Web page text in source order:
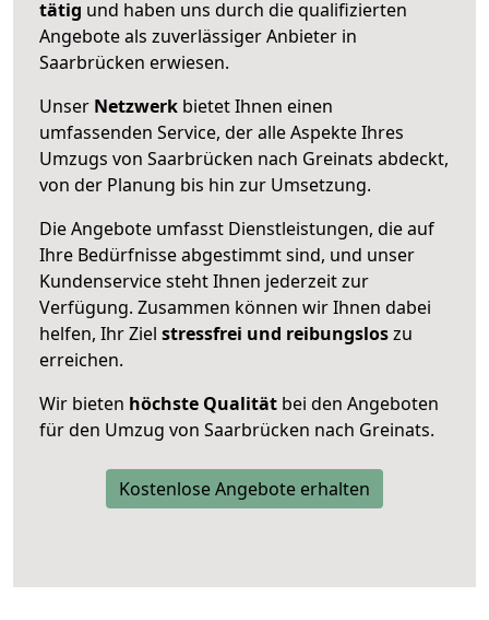
tätig und haben uns durch die qualifizierten
Angebote als zuverlässiger Anbieter in
Saarbrücken erwiesen.
Unser Netzwerk bietet Ihnen einen
umfassenden Service, der alle Aspekte Ihres
Umzugs von Saarbrücken nach Greinats abdeckt,
von der Planung bis hin zur Umsetzung.
Die Angebote umfasst Dienstleistungen, die auf
Ihre Bedürfnisse abgestimmt sind, und unser
Kundenservice steht Ihnen jederzeit zur
Verfügung. Zusammen können wir Ihnen dabei
helfen, Ihr Ziel stressfrei und reibungsloszu
erreichen.
Wir bieten höchste Qualität bei den Angeboten
für den Umzug von Saarbrücken nach Greinats.
Kostenlose Angebote erhalten